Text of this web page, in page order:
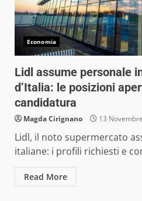
Economia
Lidl assume personale
d’Italia: le posizioni
candidatura
Magda Cirignano 13
Lidl, il noto supermercato
italiane: i profili richiesti e
Read More